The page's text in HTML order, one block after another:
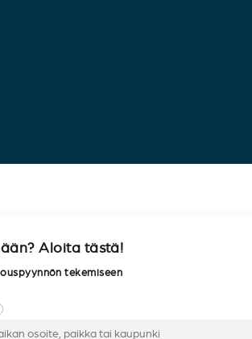
Aloita tästä!
tekemiseen